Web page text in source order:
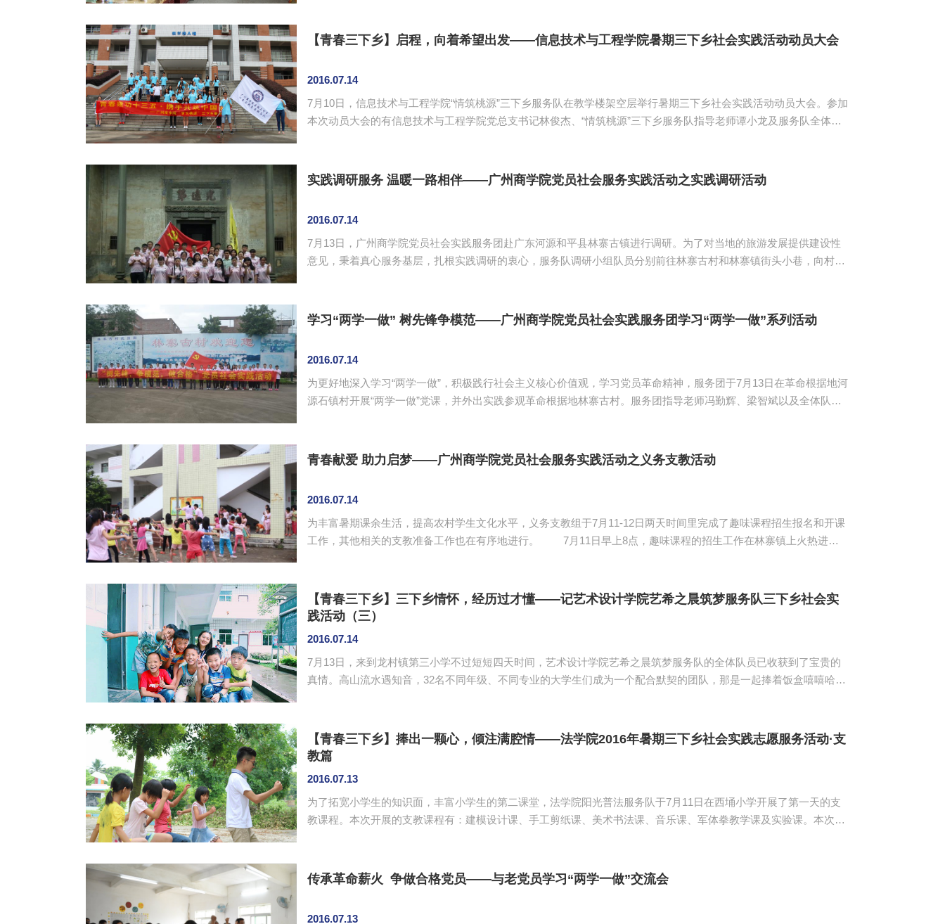
展正能量的教学，为当地的孩子们带来快乐和知识。张汉城祝愿本次信息技术与工程学...
【青春三下乡】启程，向着希望出发——信息技术与工程学院暑期三下乡社会实践活动动员大会
2016.07.14
7月10日，信息技术与工程学院“情筑桃源”三下乡服务队在教学楼架空层举行暑期三下乡社会实践活动动员大会。参加
本次动员大会的有信息技术与工程学院党总支书记林俊杰、“情筑桃源”三下乡服务队指导老师谭小龙及服务队全体队
林俊杰、谭小龙一起进行集体照的拍摄，全体队员摆出了“下乡”两个字的形状...
实践调研服务 温暖一路相伴——广州商学院党员社会服务实践活动之实践调研活动
2016.07.14
7月13日，广州商学院党员社会实践服务团赴广东河源和平县林寨古镇进行调研。为了对当地的旅游发展提供建设性
意见，秉着真心服务基层，扎根实践调研的衷心，服务队调研小组队员分别前往林寨古村和林寨镇街头小巷，向村民
注意事项等11个问题。在调研结束以后，调研小组长进行了调研汇报，并及时进行了反...
学习“两学一做” 树先锋争模范——广州商学院党员社会实践服务团学习“两学一做”系列活动
2016.07.14
为更好地深入学习“两学一做”，积极践行社会主义核心价值观，学习党员革命精神，服务团于7月13日在革命根据地河
源石镇村开展“两学一做”党课，并外出实践参观革命根据地林寨古村。服务团指导老师冯勤辉、梁智斌以及全体队员
学习心得，并希望队员们通过学习，能更好地将理论融入实践，服务当地人民群众...
青春献爱 助力启梦——广州商学院党员社会服务实践活动之义务支教活动
2016.07.14
为丰富暑期课余生活，提高农村学生文化水平，义务支教组于7月11-12日两天时间里完成了趣味课程招生报名和开课
工作，其他相关的支教准备工作也在有序地进行。 7月11日早上8点，趣味课程的招生工作在林寨镇上火热进
利开课，科目有：语文、数学、英语、美术、舞蹈、音乐、武术等。课堂上，学生...
【青春三下乡】三下乡情怀，经历过才懂——记艺术设计学院艺希之晨筑梦服务队三下乡社会实
践活动（三）
2016.07.14
7月13日，来到龙村镇第三小学不过短短四天时间，艺术设计学院艺希之晨筑梦服务队的全体队员已收获到了宝贵的
真情。高山流水遇知音，32名不同年级、不同专业的大学生们成为一个配合默契的团队，那是一起捧着饭盒嘻嘻哈哈
员们说一切的付出都是心甘情愿的，来了就要全力以赴。通过这几天授课，各个年级的孩子们在充分...
【青春三下乡】捧出一颗心，倾注满腔情——法学院2016年暑期三下乡社会实践志愿服务活动·支
教篇
2016.07.13
为了拓宽小学生的知识面，丰富小学生的第二课堂，法学院阳光普法服务队于7月11日在西埇小学开展了第一天的支
教课程。本次开展的支教课程有：建模设计课、手工剪纸课、美术书法课、音乐课、军体拳教学课及实验课。本次支
长的联系方式，向他们强调上下学途中一定要注意安全，到家记得报平安。同时，...
传承革命薪火 争做合格党员——与老党员学习“两学一做”交流会
2016.07.13